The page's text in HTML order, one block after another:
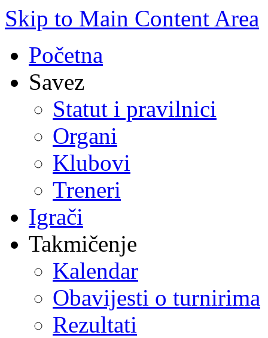
Skip to Main Content Area
Početna
Savez
Statut i pravilnici
Organi
Klubovi
Treneri
Igrači
Takmičenje
Kalendar
Obavijesti o turnirima
Rezultati